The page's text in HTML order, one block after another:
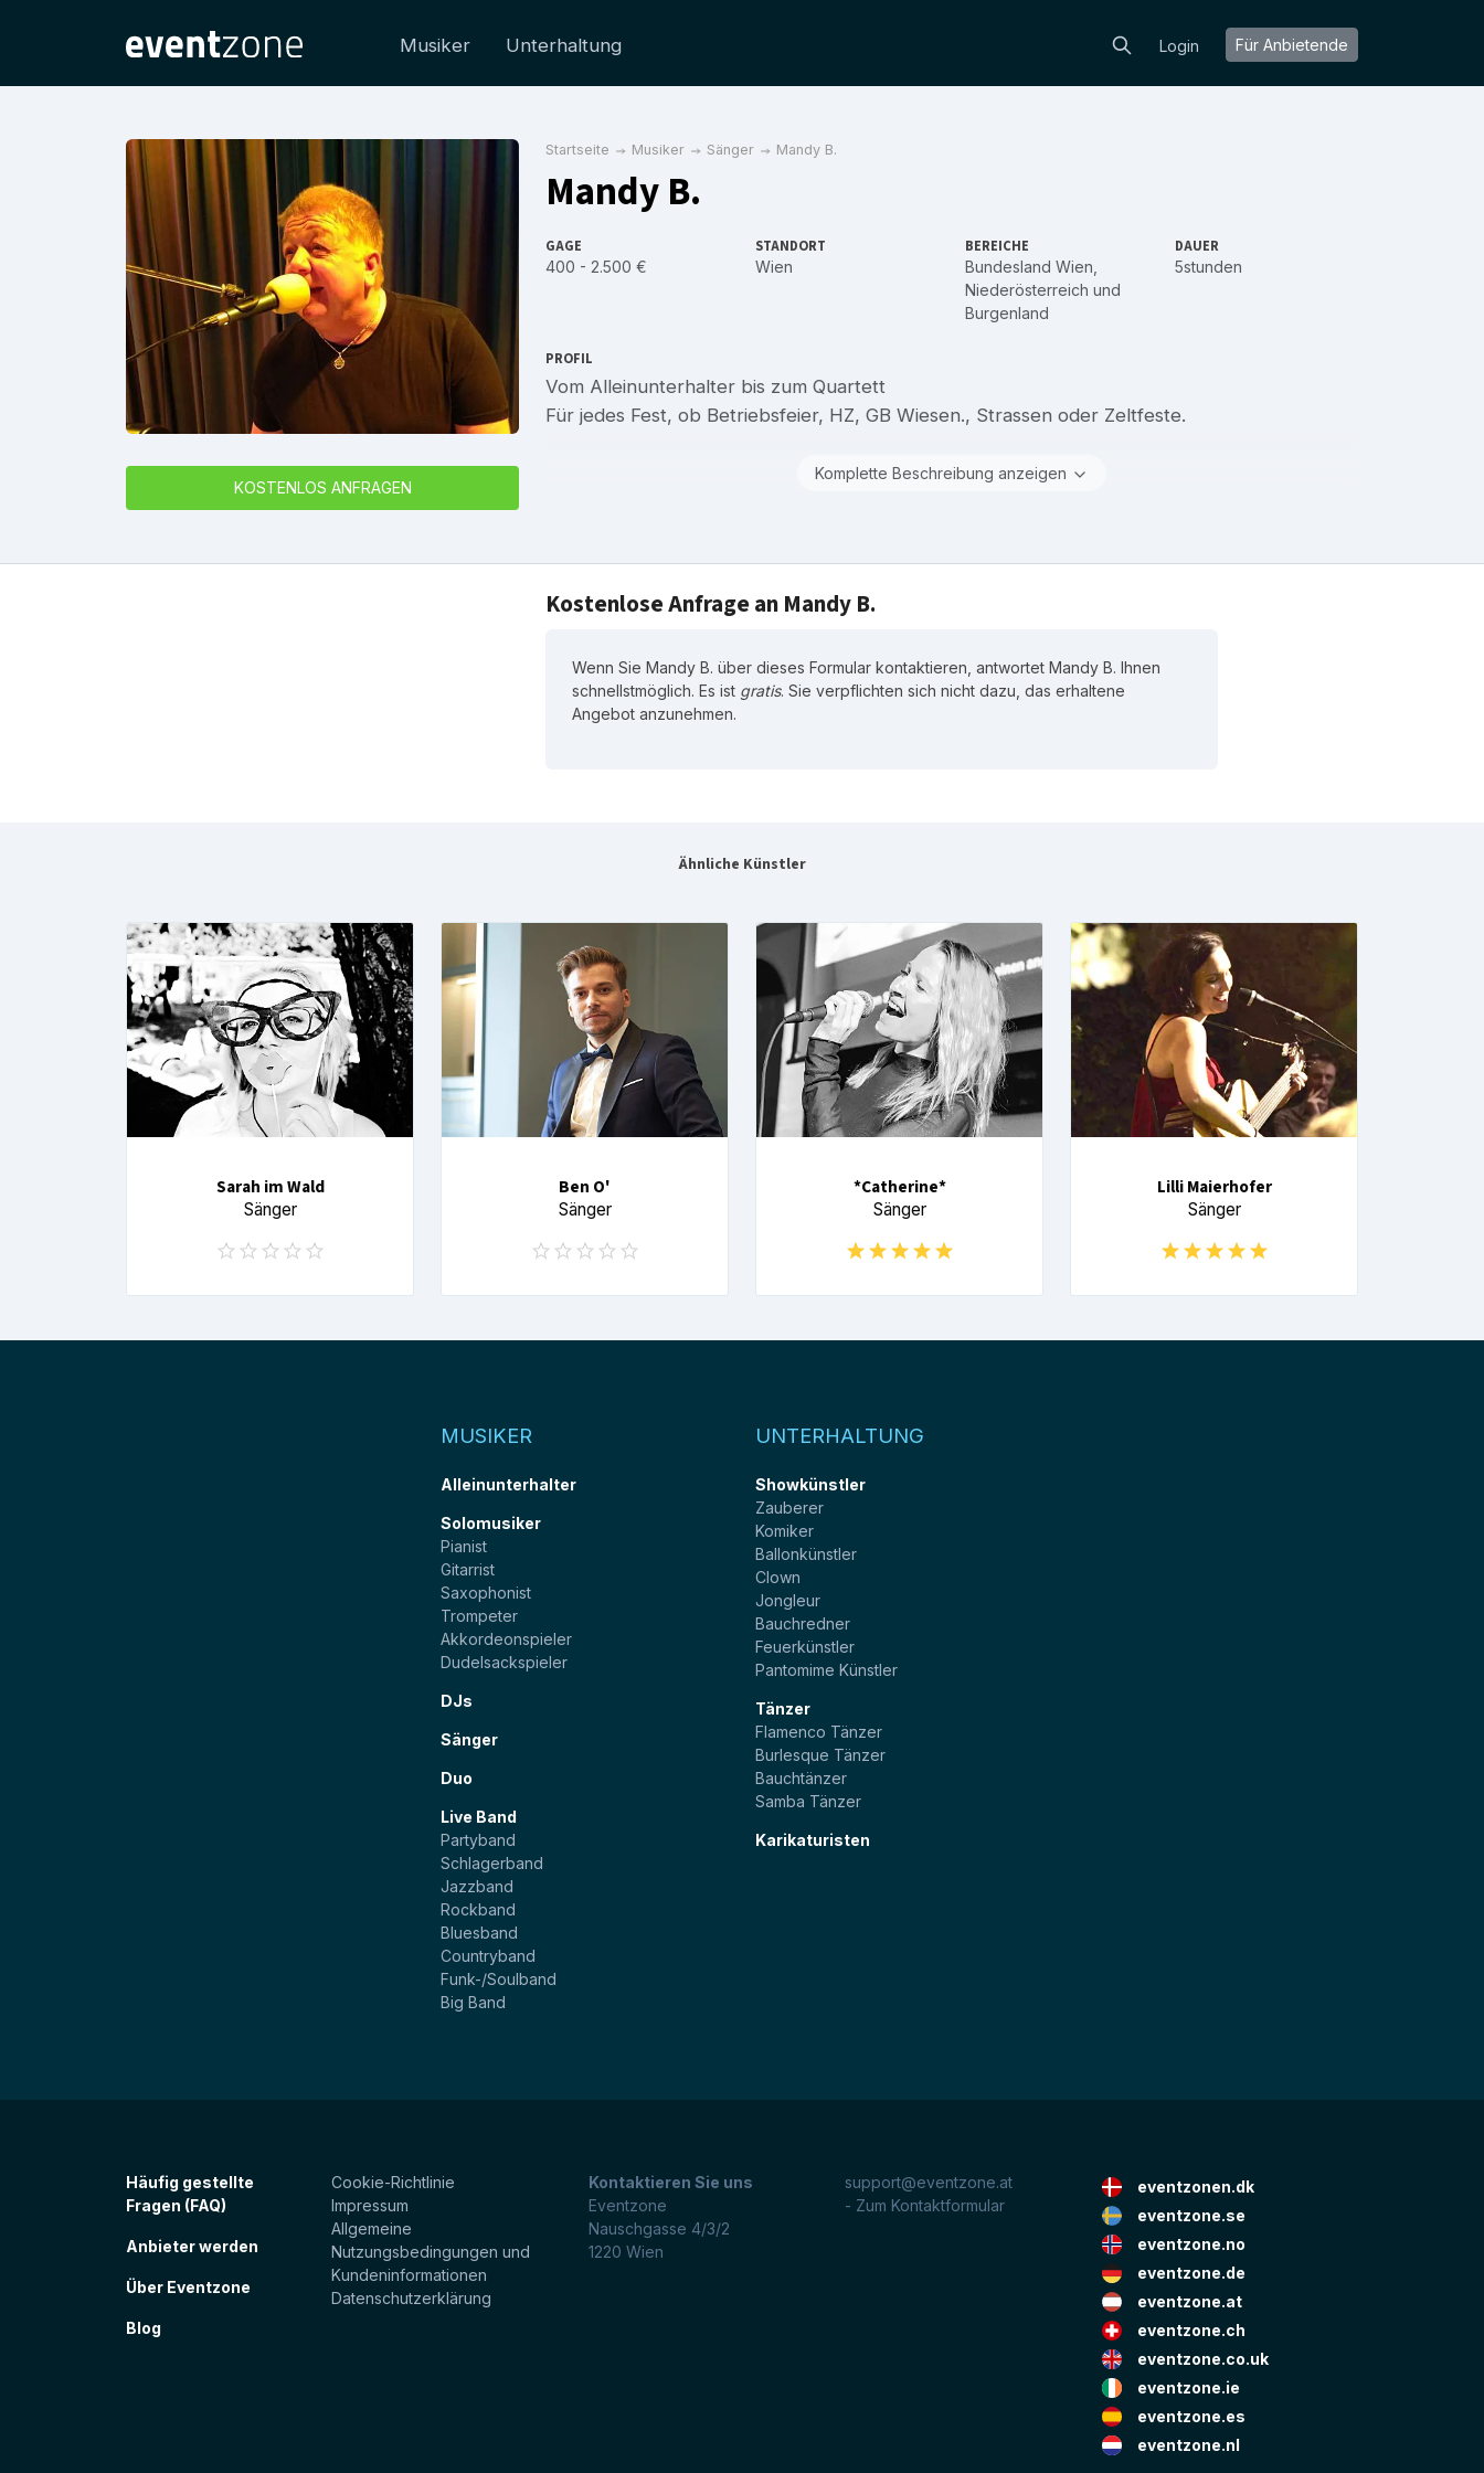
Musiker Unterhaltung Login Für Anbietende
KOSTENLOS ANFRAGEN
Startseite Musiker Sänger Mandy B.
Mandy B.
GAGE
400 - 2.500 €
STANDORT
Wien
BEREICHE
Bundesland Wien
Niederösterreich und
Burgenland
DAUER
5stunden
PROFIL
Vom Alleinunterhalter bis zum Quartett
Für jedes Fest, ob Betriebsfeier, HZ, GB Wiesen., Strassen oder Zeltfeste.
Komplette Beschreibung anzeigen
Kostenlose Anfrage an Mandy B.
Wenn Sie Mandy B. über dieses Formular kontaktieren, antwortet Mandy B. Ihnen
schnellstmöglich. Es ist gratis. Sie verpflichten sich nicht dazu, das erhaltene
Angebot anzunehmen.
Ähnliche Künstler
Sarah im Wald
Sänger
Ben O'
Sänger
*Catherine*
Sänger
Lilli Maierhofer
Sänger
MUSIKER
Alleinunterhalter
Solomusiker
Pianist
Gitarrist
Saxophonist
Trompeter
Akkordeonspieler
Dudelsackspieler
DJs
Sänger
Duo
Live Band
Partyband
Schlagerband
Jazzband
Rockband
Bluesband
Countryband
Funk-/Soulband
Big Band
UNTERHALTUNG
Showkünstler
Zauberer
Komiker
Ballonkünstler
Clown
Jongleur
Bauchredner
Feuerkünstler
Pantomime Künstler
Tänzer
Flamenco Tänzer
Burlesque Tänzer
Bauchtänzer
Samba Tänzer
Karikaturisten
Häufig gestellte
Fragen (FAQ)
Anbieter werden
Über Eventzone
Blog
Cookie-Richtlinie
Impressum
Allgemeine
Nutzungsbedingungen und
Kundeninformationen
Datenschutzerklärung
Kontaktieren Sie uns
Eventzone
Nauschgasse 4/3/2
1220 Wien
support@eventzone.at
- Zum Kontaktformular
eventzonen.dk
eventzone.se
eventzone.no
eventzone.de
eventzone.at
eventzone.ch
eventzone.co.uk
eventzone.ie
eventzone.es
eventzone.nl